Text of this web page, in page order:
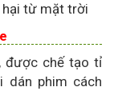
hại từ mặt trời
được chế tạo tỉ
dán phim cách